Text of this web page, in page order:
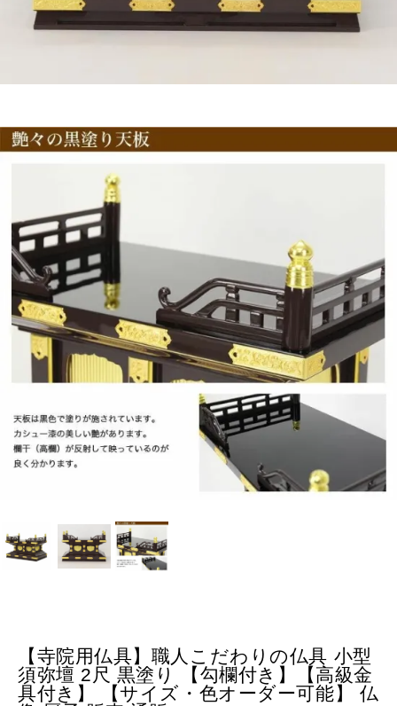
【寺院用仏具】職人こだわりの仏具 小型
須弥壇 2尺 黒塗り 【勾欄付き】【高級金
具付き】 【サイズ・色オーダー可能】 仏